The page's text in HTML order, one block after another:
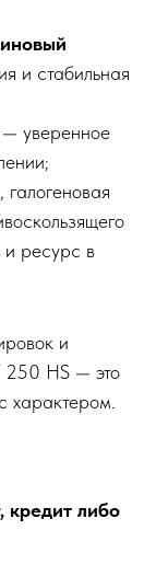
и стабильная
уверенное
и ресурс в
и
250 HS — это
характером.
кредит либо